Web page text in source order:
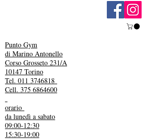
Punto Gym
di Marino Antonello
Corso Grosseto 231/A
10147 Torino
Tel. 011 3746818
Cell. 375 6864600
orario
da lunedì a sabato
09:00-12:30
15:30-19:00